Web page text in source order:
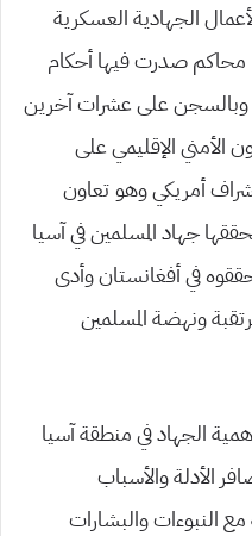
الجهادية العسكرية
محاكم صدرت فيها أحكام
وبالسجن على عشرات آخرين
الأمني الإقليمي على
أمريكي وهو تعاون
جهاد المسلمين في آسيا
في أفغانستان وأدى
ونهضة المسلمين
الجهاد في منطقة آسيا
الأدلة والأسباب
النبوءات والبشارات